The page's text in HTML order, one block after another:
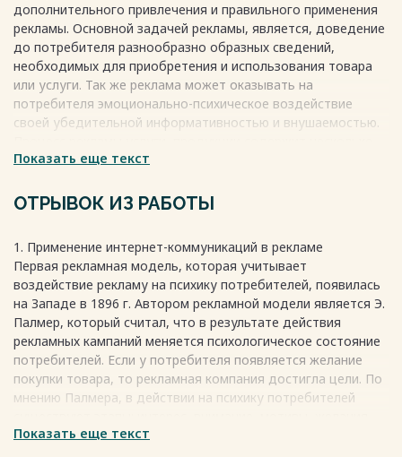
дополнительного привлечения и правильного применения
рекламы. Основной задачей рекламы, является, доведение
до потребителя разнообразно образных сведений,
необходимых для приобретения и использования товара
или услуги. Так же реклама может оказывать на
потребителя эмоционально-психическое воздействие
своей убедительной информативностью и внушаемостью.
элементов, эффективность рекламной кампании зависит от
данных, метод рекламного распространения (газеты,
разработки рекламных кампаний представляет собой
важное, серьезное мероприятие. Следует отметить, что
сейчас реклама достигает хороших показателей в том
случае, когда включает полный комплекс корректных
решений. А именно в случае, когда реклама доносится до
потребителя в качественном виде, с помощью наилучшего
и адекватного размера рекламного носителя, правильно
выбранного времени, места и частоты размещения.
Весь текст будет доступенпосле покупки
Показать еще текст
ОТРЫВОК ИЗ РАБОТЫ
1. Применение интернет-коммуникаций в рекламе
Первая рекламная модель, которая учитывает
воздействие рекламу на психику потребителей, появилась
на Западе в 1896 г. Автором рекламной модели является Э.
Палмер, который считал, что в результате действия
рекламных кампаний меняется психологическое состояние
потребителей. Если у потребителя появляется желание
покупки товара, то рекламная компания достигла цели. По
мнению Палмера, в действии на психику потребителей
активность действий. С учетом указанной модели,
Показать еще текст